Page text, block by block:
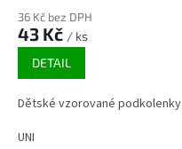
36 Kč bez DPH
43 Kč / ks
DETAIL
Dětské vzorované podkolenky
UNI